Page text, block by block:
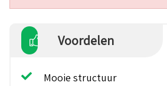
Voordelen
Mooie structuur